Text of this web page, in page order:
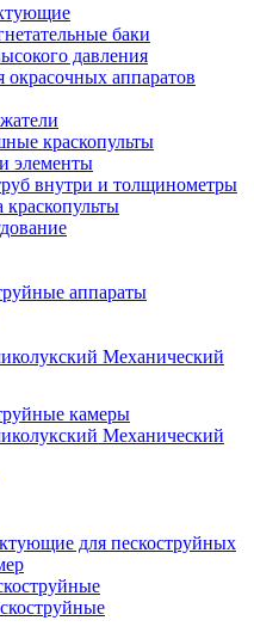
баки
давления
окрасочных аппаратов
краскопульты
элементы
внутри и толщинометры
краскопульты
аппараты
Механический
камеры
Механический
для пескоструйных